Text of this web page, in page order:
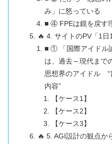
み」に怒っている
■ ④ FPEは鏡を戻す
🔥 4. サイトのPV「1
■ ① 「国際アイドル
は、過去～現代まで
思想界のアイドル “
内容”
【ケース1】
【ケース2】
【ケース3】
🔥 5. AGI設計の観点か